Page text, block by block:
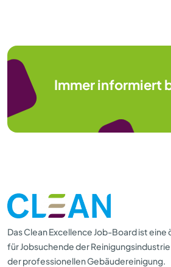
Immer informiert
Das Clean Excellence Job-Board ist
für Jobsuchende der
der professionellen Gebäudereinigung.